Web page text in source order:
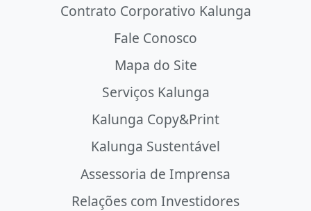
Contrato Corporativo Kalunga
Fale Conosco
Mapa do Site
Serviços Kalunga
Kalunga Copy&Print
Kalunga Sustentável
Assessoria de Imprensa
Relações com Investidores